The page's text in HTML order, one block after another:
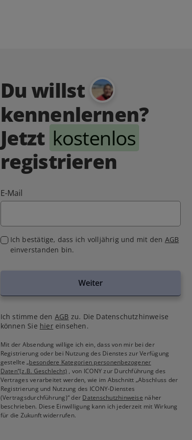
Du willst
kennenlernen?
Jetzt kostenlos
registrieren
E-Mail
Ich bestätige, dass ich volljährig und mit den AGB
einverstanden bin.
Weiter
Ich stimme den AGB zu. Die Datenschutzhinweise
können Sie hiereinsehen.
Mit der Absendung willige ich ein, dass von mir bei der
Registrierung oder bei Nutzung des Dienstes zur Verfügung
gestellte„besondere Kategorien personenbezogener
Daten“(z.B. Geschlecht) , von ICONY zur Durchführung des
Vertrages verarbeitet werden, wie im Abschnitt „Abschluss der
Registrierung und Nutzung des ICONY-Dienstes
(Vertragsdurchführung)“ der Datenschutzhinweise näher
beschrieben. Diese Einwilligung kann ich jederzeit mit Wirkung
für die Zukunft widerrufen.